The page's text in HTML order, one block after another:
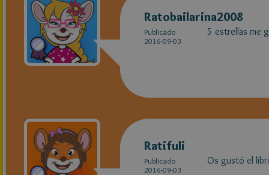
Ratobailarina2008
Publicado
2016-09-03
5 estrellas me
Ratifuli
Publicado
2016-09-03
Os gustó el